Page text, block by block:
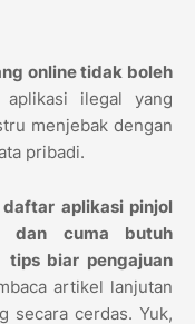
online tidak boleh
aplikasi ilegal yang
menjebak dengan
pribadi.
daftar aplikasi pinjol
dan cuma butuh
tips biar pengajuan
artikel lanjutan
secara cerdas. Yuk,